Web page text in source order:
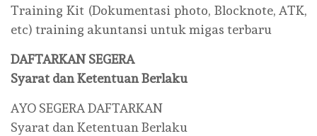
Training Kit (Dokumentasi photo, Blocknote, ATK,
etc) training akuntansi untuk migas terbaru
DAFTARKAN SEGERA
Syarat dan Ketentuan Berlaku
AYO SEGERA DAFTARKAN
Syarat dan Ketentuan Berlaku